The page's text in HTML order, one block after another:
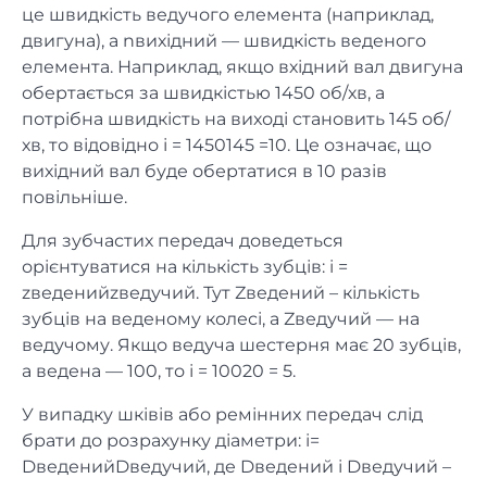
це швидкість ведучого елемента (наприклад,
двигуна), а nвихідний — швидкість веденого
елемента. Наприклад, якщо вхідний вал двигуна
обертається за швидкістью 1450 об/хв, а
потрібна швидкість на виході становить 145 об/
хв, то відовідно і = 1450145 =10. Це означає, що
вихідний вал буде обертатися в 10 разів
повільніше.
Для зубчастих передач доведеться
орієнтуватися на кількість зубців: i =
zведенийzведучий. Тут Zведений – кількість
зубців на веденому колесі, а Zведучий — на
ведучому. Якщо ведуча шестерня має 20 зубців,
а ведена — 100, то і = 10020 = 5.
У випадку шківів або ремінних передач слід
брати до розрахунку діаметри: i=
DведенийDведучий, де Dведений і Dведучий –